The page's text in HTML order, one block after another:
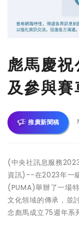
彪馬慶
及參與
推廣新聞稿
(中央社訊息服務
資訊)--在2023年一
(PUMA)舉辦了一場
文化領域的傳承，並
念彪馬成立75週年系